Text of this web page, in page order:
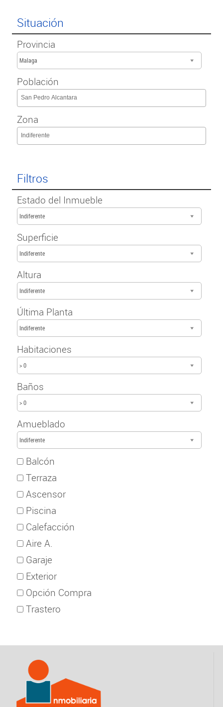
Situación
Provincia
Malaga
Población
San Pedro Alcantara
Zona
Indiferente
Filtros
Estado del Inmueble
Indiferente
Superficie
Indiferente
Altura
Indiferente
Última Planta
Indiferente
Habitaciones
> 0
Baños
> 0
Amueblado
Indiferente
Balcón
Terraza
Ascensor
Piscina
Calefacción
Aire A.
Garaje
Exterior
Opción Compra
Trastero